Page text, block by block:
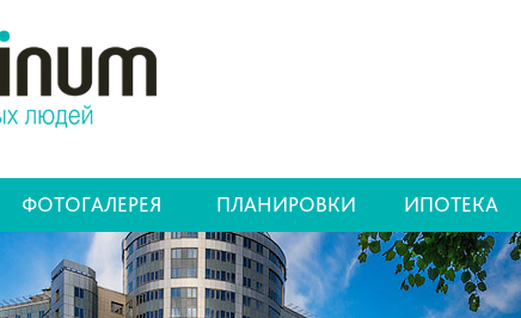
ФОТОГАЛЕРЕЯ ПЛАНИРОВКИ ИПОТЕКА